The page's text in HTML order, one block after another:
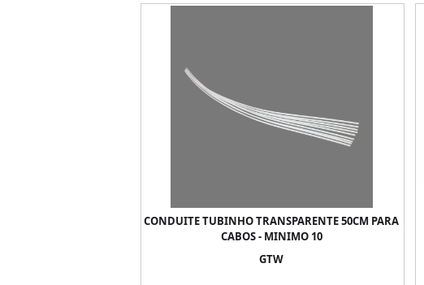
CONDUITE TUBINHO TRANSPARENTE 50CM PARA
CABOS - MINIMO 10
GTW